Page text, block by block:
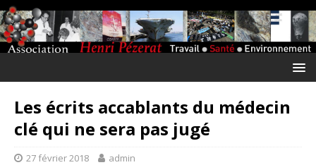
Les écrits accablants du médecin
clé qui ne sera pas jugé
27 février 2018 admin